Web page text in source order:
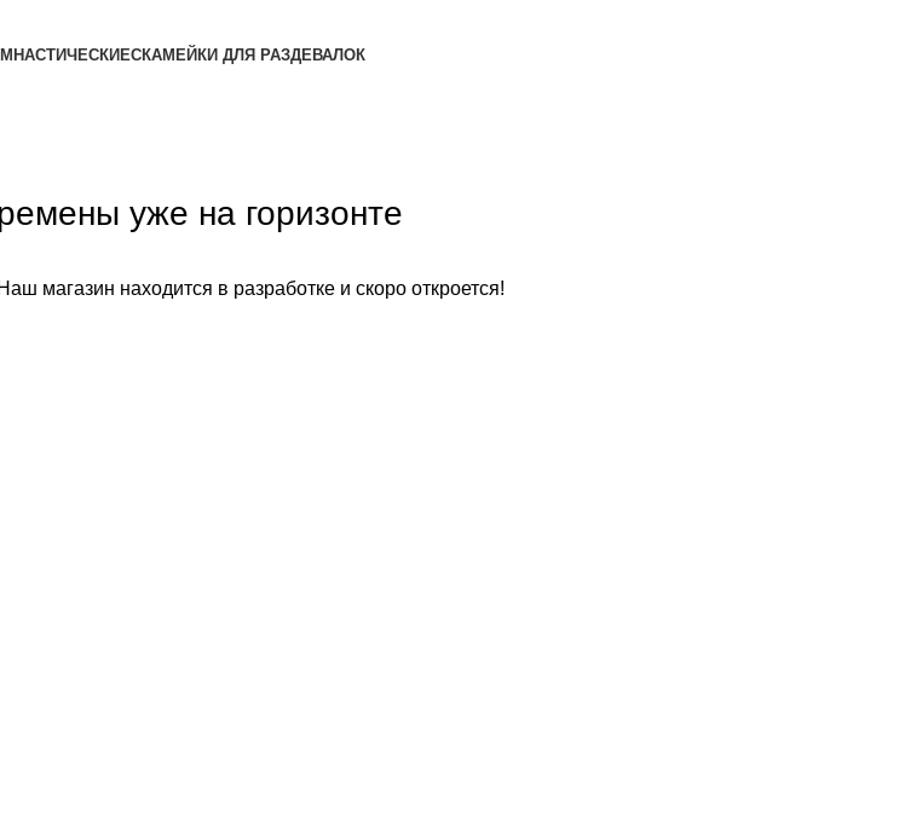
СКАМЕЙКИ ДЛЯ РАЗДЕВАЛОК
уже на горизонте
магазин находится в разработке и скоро откроется!